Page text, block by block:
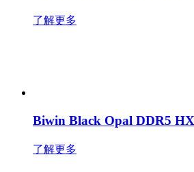
了解更多
Biwin Black Opal DDR5
了解更多